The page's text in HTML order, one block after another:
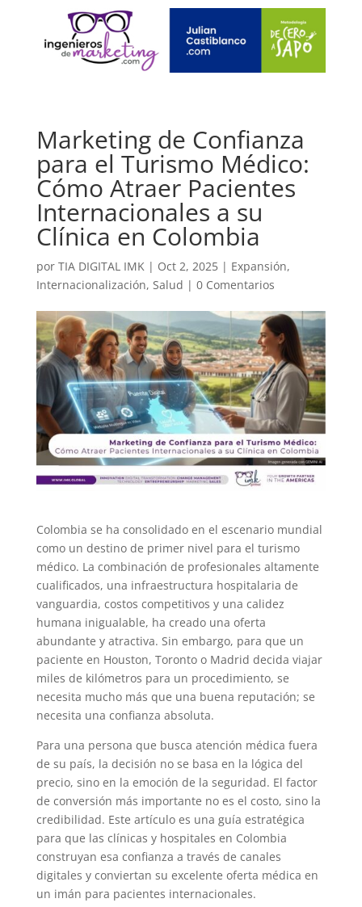
Marketing de Confianza
para el Turismo Médico:
Cómo Atraer Pacientes
Internacionales a su
Clínica en Colombia
por TIA DIGITAL IMK | Oct 2, 2025| Expansión,
Internacionalización, Salud | 0 Comentarios
Colombia se ha consolidado en el escenario mundial
como un destino de primer nivel para el turismo
médico. La combinación de profesionales altamente
cualificados, una infraestructura hospitalaria de
vanguardia, costos competitivos y una calidez
humana inigualable, ha creado una oferta
abundante y atractiva. Sin embargo, para que un
paciente en Houston, Toronto o Madrid decida viajar
miles de kilómetros para un procedimiento, se
necesita mucho más que una buena reputación; se
necesita una confianza absoluta.
Para una persona que busca atención médica fuera
de su país, la decisión no se basa en la lógica del
precio, sino en la emoción de la seguridad. El factor
de conversión más importante no es el costo, sino la
credibilidad. Este artículo es una guía estratégica
para que las clínicas y hospitales en Colombia
construyan esa confianza a través de canales
digitales y conviertan su excelente oferta médica en
un imán para pacientes internacionales.